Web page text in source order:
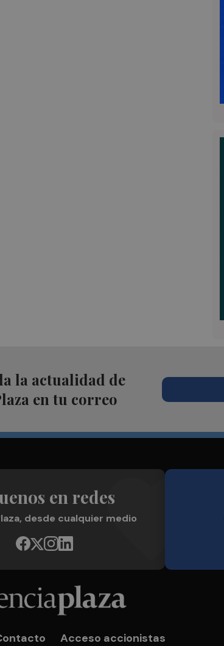
la actualidad de
en tu correo
en redes
desde cualquier medio
Acceso accionistas